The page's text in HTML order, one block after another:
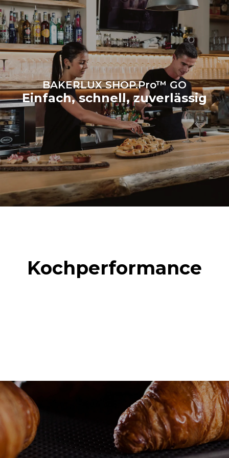
Energiemischung des
Netzes ab, an das er
angeschlossen ist. Letztere
können eliminiert werden,
indem man sich dafür
entscheidet, Energie aus
erneuerbaren Quellen zu
kaufen. Greenhouse Gas
Protocol
BAKERLUX SHOP.Pro™ GO
Einfach, schnell, zuverlässig
Kochperformance